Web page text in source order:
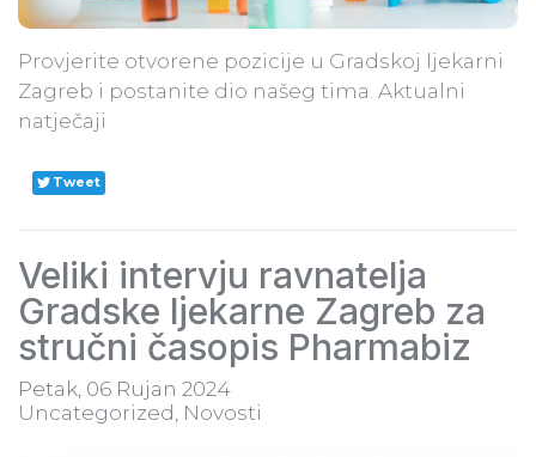
Provjerite otvorene pozicije u Gradskoj ljekarni
Zagreb i postanite dio našeg tima. Aktualni
natječaji
Tweet
Veliki intervju ravnatelja
Gradske ljekarne Zagreb za
stručni časopis Pharmabiz
Petak, 06 Rujan 2024
Uncategorized Novosti